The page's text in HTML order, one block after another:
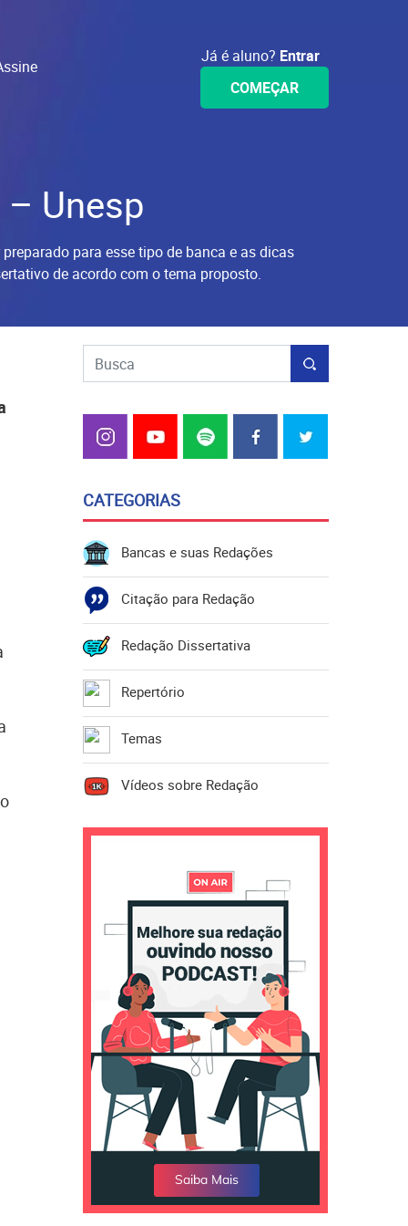
Já é aluno? Entrar
COMEÇAR
Unesp
para esse tipo de banca e as dicas
de acordo com o tema proposto.
CATEGORIAS
Bancas e suas Redações
Citação para Redação
Redação Dissertativa
Repertório
Temas
Vídeos sobre Redação